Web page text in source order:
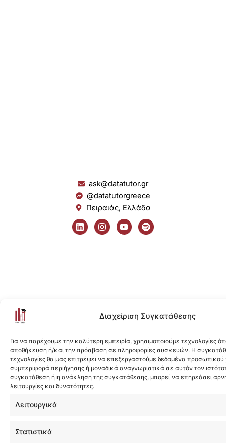
Διαχείριση Συγκατάθεσης
Για να παρέχουμε την καλύτερη εμπειρία, χρησιμοποιούμε τεχνολογίες
αποθήκευση ή/και την πρόσβαση σε πληροφορίες συσκευών. Η
τεχνολογίες θα μας επιτρέψει να επεξεργαστούμε δεδομένα
συμπεριφορά περιήγησης ή μοναδικά αναγνωριστικά σε αυτόν τον
συγκατάθεση ή η ανάκληση της συγκατάθεσης, μπορεί να επηρεάσει
λειτουργίες και δυνατότητες.
Λειτουργικά
Στατιστικά
ask@datatutor.gr
@datatutorgreece
Πειραιάς, Ελλάδα
L
i
n
I
n
s
Y
o
u
S
p
o